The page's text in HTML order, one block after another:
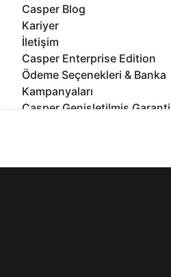
Casper Blog
Kariyer
İletişim
Casper Enterprise Edition
Ödeme Seçenekleri & Banka
Kampanyaları
Casper Genişletilmiş Garanti